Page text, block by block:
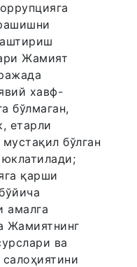
Жамият
хавф-
бўлмаган,
етарли
бўлган
қарши
амалга
Жамиятнинг
ва